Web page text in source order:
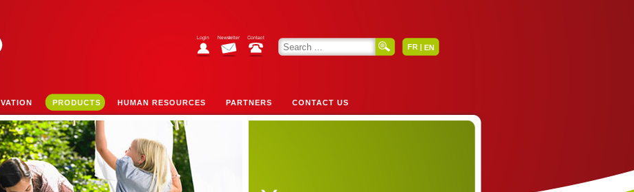
PRODUCTS HUMAN RESOURCES PARTNERS CONTACT US
FR | EN